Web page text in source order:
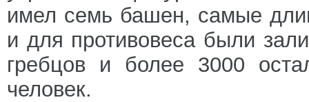
имел семь башен, самые
и для противовеса были
гребцов и более 3000
человек.